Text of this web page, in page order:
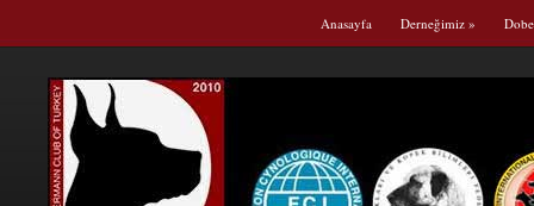
Anasayfa Derneğimiz »